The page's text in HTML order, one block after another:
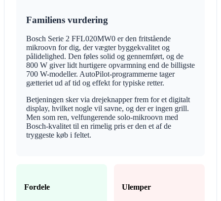
Familiens vurdering
Bosch Serie 2 FFL020MW0 er den fritstående
mikroovn for dig, der vægter byggekvalitet og
pålidelighed. Den føles solid og gennemført, og de
800 W giver lidt hurtigere opvarmning end de billigste
700 W-modeller. AutoPilot-programmerne tager
gætteriet ud af tid og effekt for typiske retter.
Betjeningen sker via drejeknapper frem for et digitalt
display, hvilket nogle vil savne, og der er ingen grill.
Men som ren, velfungerende solo-mikroovn med
Bosch-kvalitet til en rimelig pris er den et af de
tryggeste køb i feltet.
Fordele Ulemper